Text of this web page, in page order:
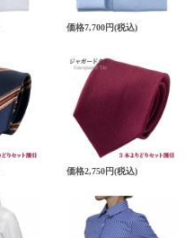
価格7,700円(税込)
価格2,750円(税込)